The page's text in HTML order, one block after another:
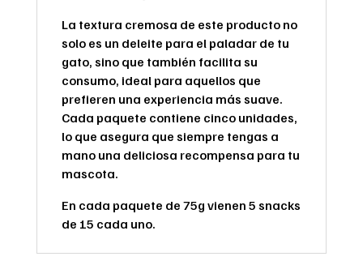
La textura cremosa de este producto no
solo es un deleite para el paladar de tu
gato, sino que también facilita su
consumo, ideal para aquellos que
prefieren una experiencia más suave.
Cada paquete contiene cinco unidades,
lo que asegura que siempre tengas a
mano una deliciosa recompensa para tu
mascota.
En cada paquete de 75g vienen 5 snacks
de 15 cada uno.